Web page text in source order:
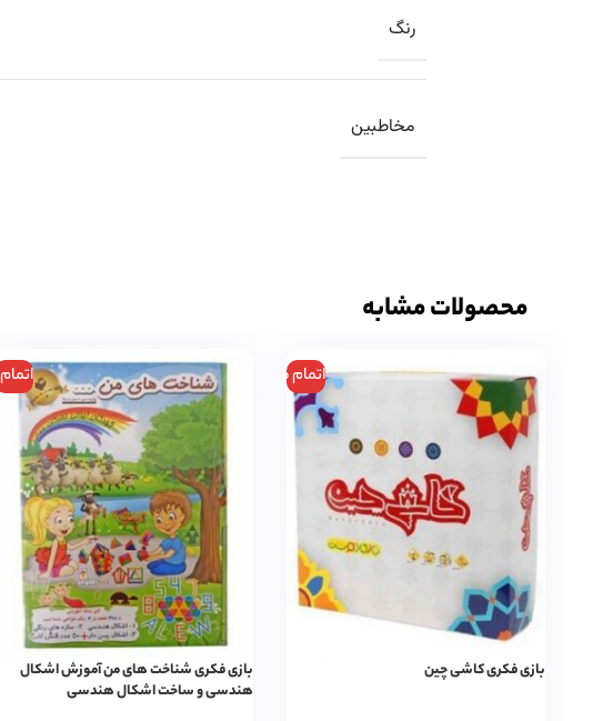
رنگ
مخاطبین
محصولات مشابه
اتمام موجودی
بازی فکری کاشی چین
بازی فکری شناخت های من آموزش اشکال
هندسی و ساخت اشکال هندسی